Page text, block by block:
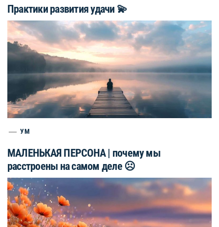
Практики развития удачи 💫
УМ
МАЛЕНЬКАЯ ПЕРСОНА | почему мы
расстроены на самом деле ☹️